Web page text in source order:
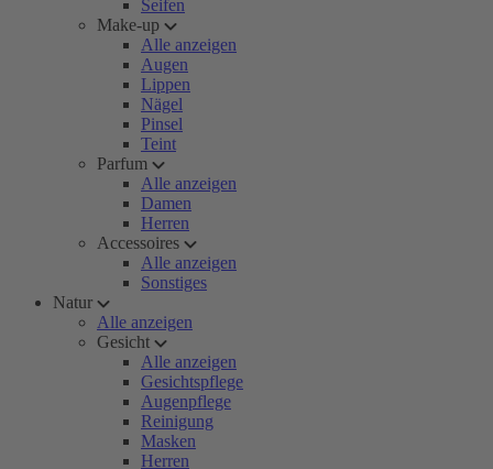
Seifen
Make-up
Alle anzeigen
Augen
Lippen
Nägel
Pinsel
Teint
Parfum
Alle anzeigen
Damen
Herren
Accessoires
Alle anzeigen
Sonstiges
Natur
Alle anzeigen
Gesicht
Alle anzeigen
Gesichtspflege
Augenpflege
Reinigung
Masken
Herren